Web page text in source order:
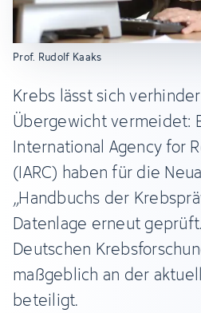
Prof. Rudolf Kaaks
Krebs lässt sich
Übergewicht vermeidet:
International Agency for
(IARC) haben für die
„Handbuchs der
Datenlage erneut
Deutschen
maßgeblich an der
beteiligt.